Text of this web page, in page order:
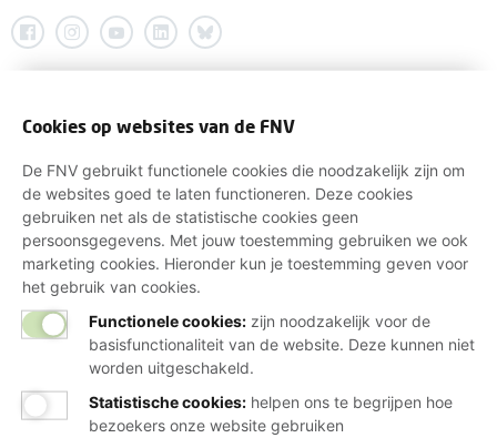
Cookies op websites van de FNV
De FNV gebruikt functionele cookies die noodzakelijk zijn om
de websites goed te laten functioneren. Deze cookies
gebruiken net als de statistische cookies geen
persoonsgegevens. Met jouw toestemming gebruiken we ook
marketing cookies. Hieronder kun je toestemming geven voor
het gebruik van cookies.
Functionele cookies: zijn noodzakelijk voor de
basisfunctionaliteit van de website. Deze kunnen niet
worden uitgeschakeld.
Statistische cookies: helpen ons te begrijpen hoe
bezoekers onze website gebruiken